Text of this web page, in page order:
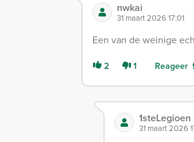
nwkai
31 maart 2026 17:01
Een van de weinige
2 1 Reageer
1steLegioen
31 maart 2026